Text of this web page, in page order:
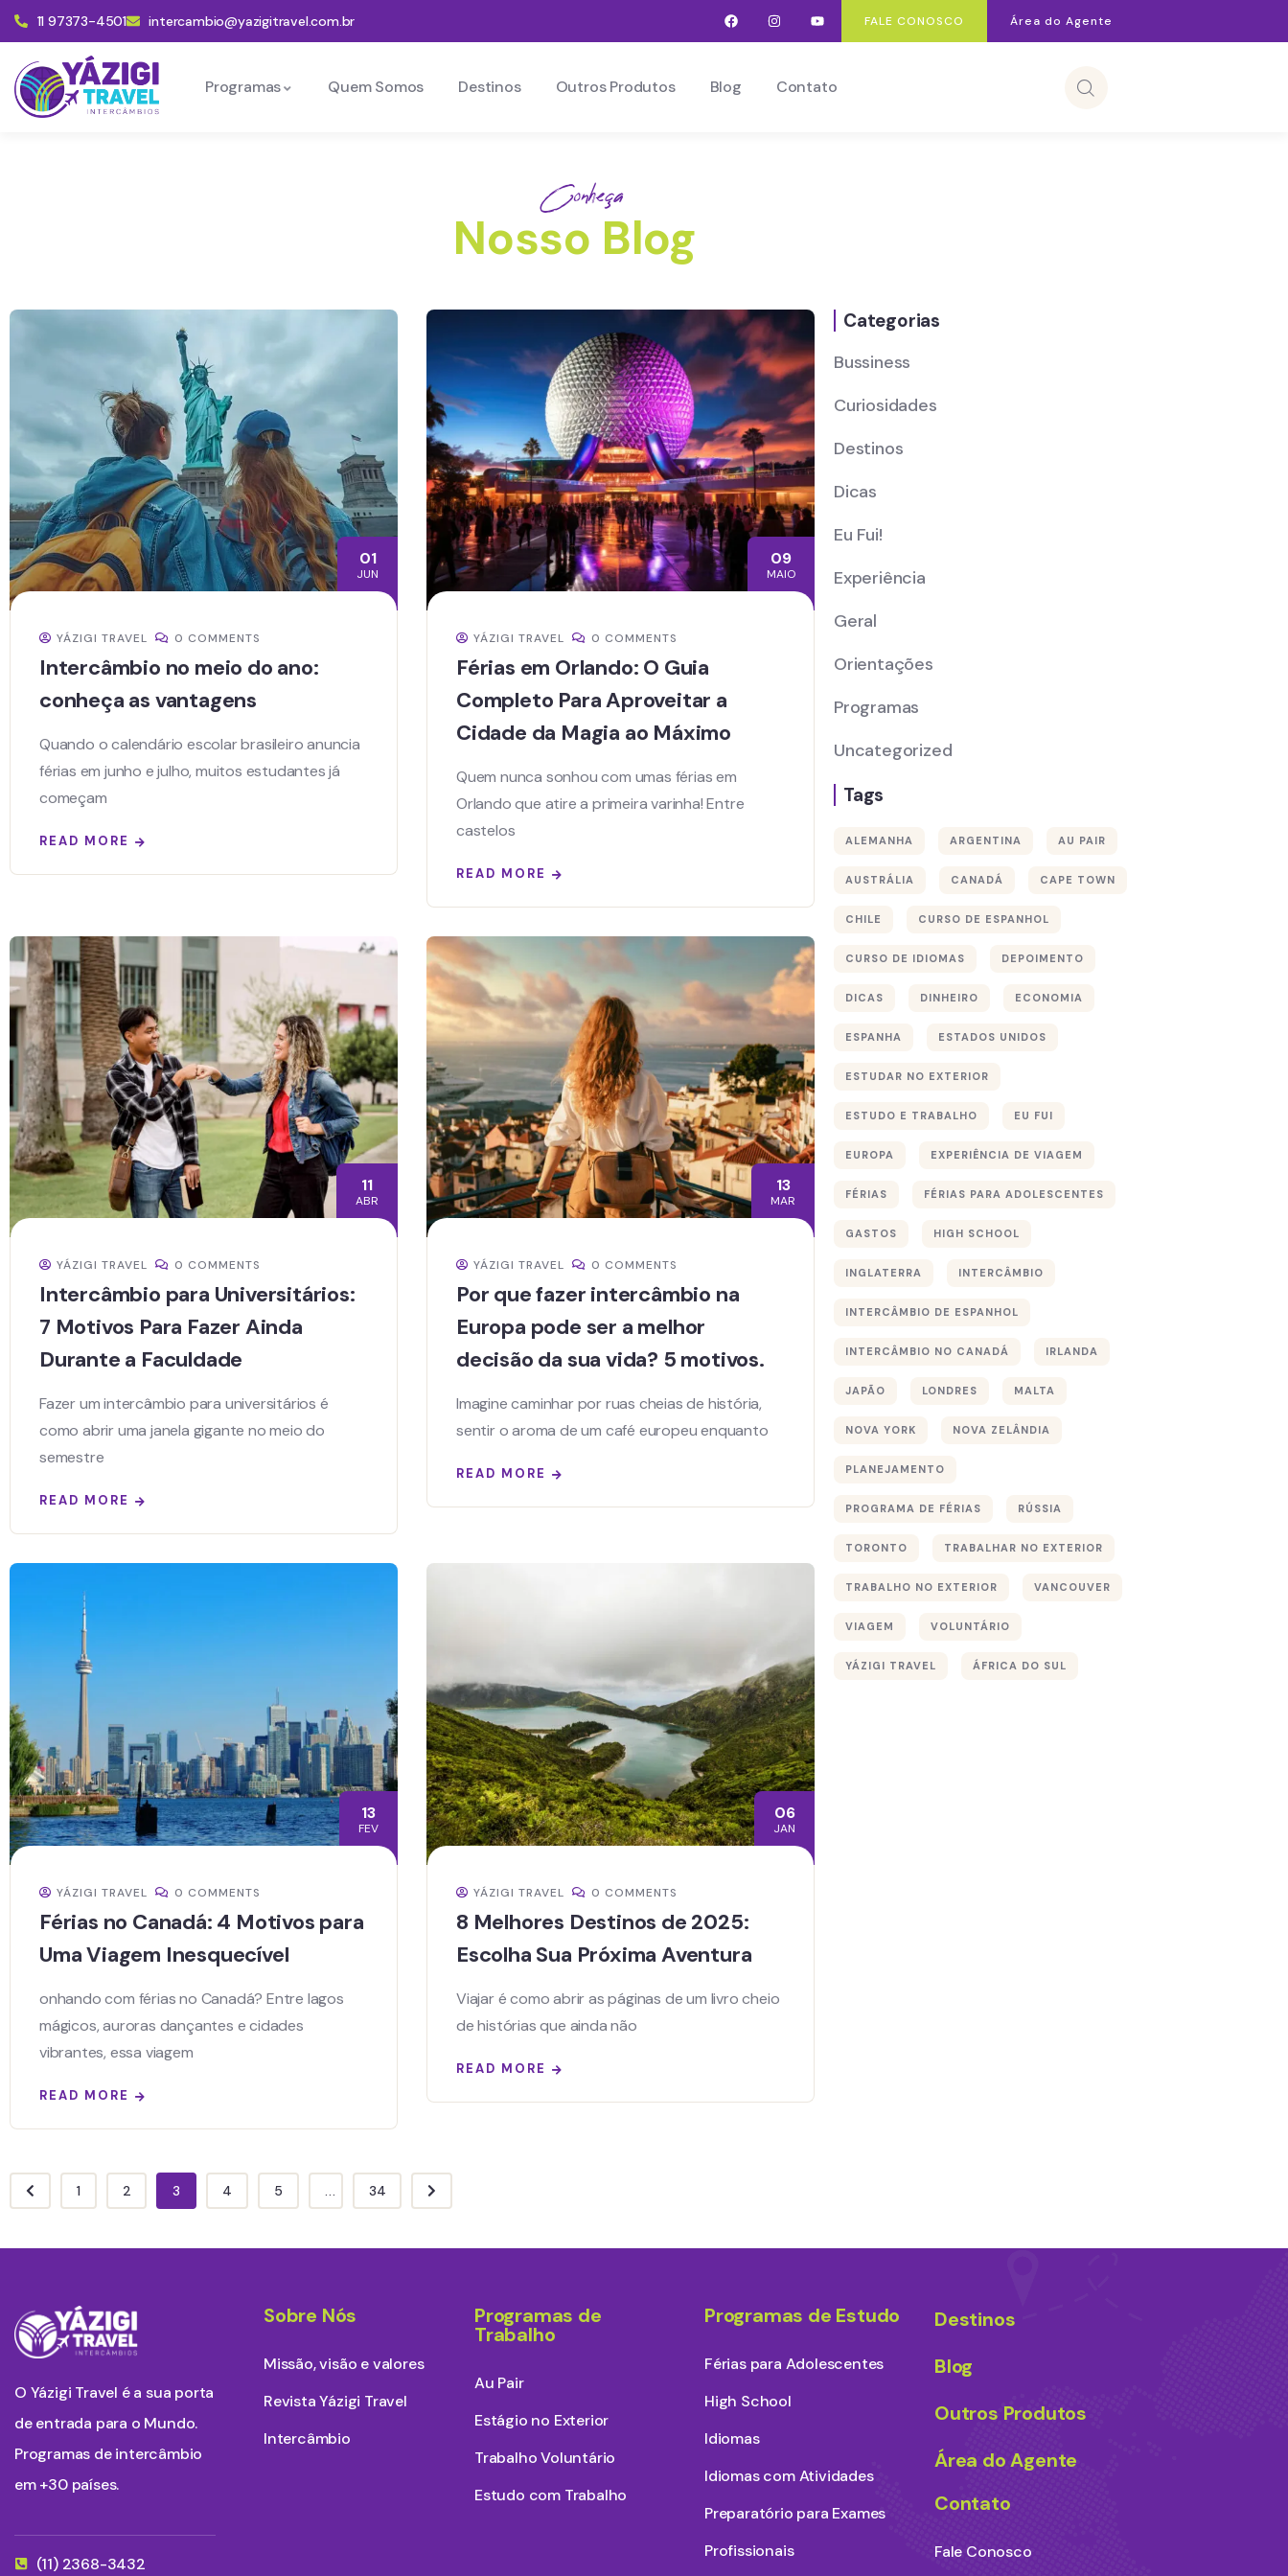
11 97373-4501 intercambio@yazigitravel.com.br FALE CONOSCO Área do Agente
Programas Quem Somos Destinos Outros Produtos Blog Contato
Conheça
Nosso Blog
01
JUN
YÁZIGI TRAVEL 0 COMMENTS
Intercâmbio no meio do ano:
conheça as vantagens
Quando o calendário escolar brasileiro anuncia
férias em junho e julho, muitos estudantes já
começam
READ MORE
09
MAIO
YÁZIGI TRAVEL 0 COMMENTS
Férias em Orlando: O Guia
Completo Para Aproveitar a
Cidade da Magia ao Máximo
Quem nunca sonhou com umas férias em
Orlando que atire a primeira varinha! Entre
castelos
READ MORE
11
ABR
YÁZIGI TRAVEL 0 COMMENTS
Intercâmbio para Universitários:
7 Motivos Para Fazer Ainda
Durante a Faculdade
Fazer um intercâmbio para universitários é
como abrir uma janela gigante no meio do
semestre
READ MORE
13
MAR
YÁZIGI TRAVEL 0 COMMENTS
Por que fazer intercâmbio na
Europa pode ser a melhor
decisão da sua vida? 5 motivos.
Imagine caminhar por ruas cheias de história,
sentir o aroma de um café europeu enquanto
READ MORE
13
FEV
YÁZIGI TRAVEL 0 COMMENTS
Férias no Canadá: 4 Motivos para
Uma Viagem Inesquecível
onhando com férias no Canadá? Entre lagos
mágicos, auroras dançantes e cidades
vibrantes, essa viagem
READ MORE
06
JAN
YÁZIGI TRAVEL 0 COMMENTS
8 Melhores Destinos de 2025:
Escolha Sua Próxima Aventura
Viajar é como abrir as páginas de um livro cheio
de histórias que ainda não
READ MORE
1 2 3 4 5 ... 34
Categorias
Bussiness
Curiosidades
Destinos
Dicas
Eu Fui!
Experiência
Geral
Orientações
Programas
Uncategorized
Tags
ALEMANHA ARGENTINA AU PAIR
AUSTRÁLIA CANADÁ CAPE TOWN
CHILE CURSO DE ESPANHOL
CURSO DE IDIOMAS DEPOIMENTO
DICAS DINHEIRO ECONOMIA
ESPANHA ESTADOS UNIDOS
ESTUDAR NO EXTERIOR
ESTUDO E TRABALHO EU FUI
EUROPA EXPERIÊNCIA DE VIAGEM
FÉRIAS FÉRIAS PARA ADOLESCENTES
GASTOS HIGH SCHOOL
INGLATERRA INTERCÂMBIO
INTERCÂMBIO DE ESPANHOL
INTERCÂMBIO NO CANADÁ IRLANDA
JAPÃO LONDRES MALTA
NOVA YORK NOVA ZELÂNDIA
PLANEJAMENTO
PROGRAMA DE FÉRIAS RÚSSIA
TORONTO TRABALHAR NO EXTERIOR
TRABALHO NO EXTERIOR VANCOUVER
VIAGEM VOLUNTÁRIO
YÁZIGI TRAVEL ÁFRICA DO SUL
O Yázigi Travel é a sua porta
de entrada para o Mundo.
Programas de intercâmbio
em +30 países.
(11) 2368-3432
Sobre Nós
Missão, visão e valores
Revista Yázigi Travel
Intercâmbio
Programas de
Trabalho
Au Pair
Estágio no Exterior
Trabalho Voluntário
Estudo com Trabalho
Programas de Estudo
Férias para Adolescentes
High School
Idiomas
Idiomas com Atividades
Preparatório para Exames
Profissionais
Destinos
Blog
Outros Produtos
Área do Agente
Contato
Fale Conosco